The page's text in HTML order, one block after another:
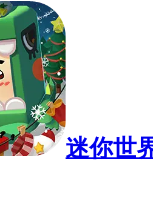
迷你世